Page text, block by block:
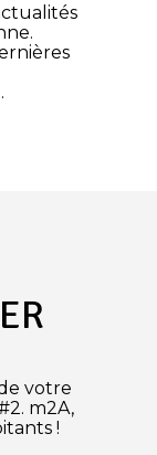
votre
m2A,
!